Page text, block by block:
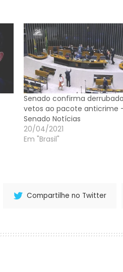
Senado confirma
vetos ao pacote anticrime
Senado Notícias
20/04/2021
Em "Brasil"
Compartilhe no Twitter